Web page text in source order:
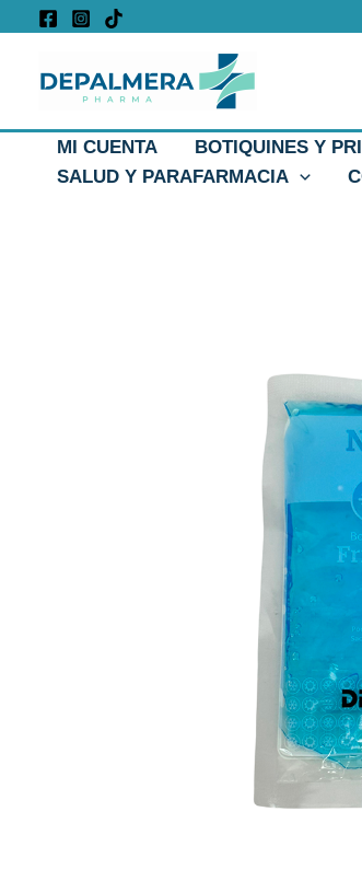
contenido
MI CUENTA BOTIQUINES Y
SALUD Y PARAFARMACIA